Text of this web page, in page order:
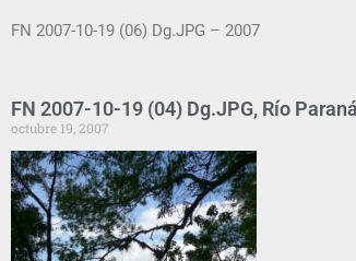
FN 2007-10-19 (06) Dg.JPG – 2007
FN 2007-10-19 (04) Dg.JPG, Río
octubre 19, 2007